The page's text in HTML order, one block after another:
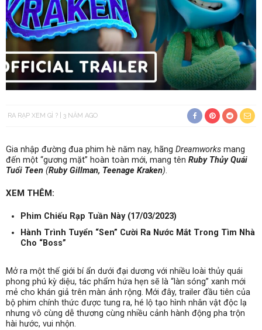
RA RẠP XEM GÌ ? 3 NĂM AGO
Gia nhập đường đua phim hè năm nay, hãng Dreamworks mang
đến một “gương mặt” hoàn toàn mới, mang tên Ruby Thủy Quái
Tuổi Teen (Ruby Gillman, Teenage Kraken).
XEM THÊM:
Phim Chiếu Rạp Tuần Này (17/03/2023)
Hành Trình Tuyển “Sen” Cười Ra Nước Mắt Trong Tìm Nhà
Cho “Boss”
Mở ra một thế giới bí ẩn dưới đại dương với nhiều loài thủy quái
phong phú kỳ diệu, tác phẩm hứa hẹn sẽ là “làn sóng” xanh mới
mẻ cho khán giả trên màn ảnh rộng. Mới đây, trailer đầu tiên của
bộ phim chính thức được tung ra, hé lộ tạo hình nhân vật độc lạ
nhưng vô cùng dễ thương cùng nhiều cảnh hành động pha trộn
hài hước, vui nhộn.